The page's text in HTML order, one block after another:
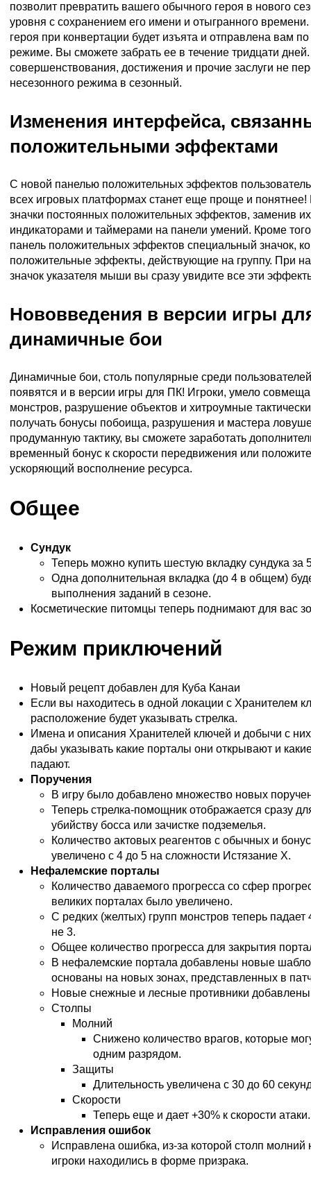
позволит превратить вашего обычного героя в нового
уровня с сохранением его имени и отыгранного времени.
героя при конвертации будет изъята и отправлена вам
режиме. Вы сможете забрать ее в течение тридцати
совершенствования, достижения и прочие заслуги не
несезонного режима в сезонный.
Изменения интерфейса,
положительными эффектами
С новой панелью положительных эффектов
всех игровых платформах станет еще проще и
значки постоянных положительных эффектов, заменив
индикаторами и таймерами на панели умений. Кроме
панель положительных эффектов специальный значок,
положительные эффекты, действующие на группу. При
значок указателя мыши вы сразу увидите все эти
Нововведения в версии игры
динамичные бои
Динамичные бои, столь популярные среди
появятся и в версии игры для ПК! Игроки, умело
монстров, разрушение объектов и хитроумные
получать бонусы побоища, разрушения и мастера
продуманную тактику, вы сможете заработать
временный бонус к скорости передвижения или
ускоряющий восполнение ресурса.
Общее
Сундук
Теперь можно купить шестую вкладку сундука за
Одна дополнительная вкладка (до 4 в общем)
выполнения заданий в сезоне.
Косметические питомцы теперь поднимают для вас
Режим приключений
Новый рецепт добавлен для Куба Канаи
Если вы находитесь в одной локации с Хранителем
расположение будет указывать стрелка.
Имена и описания Хранителей ключей и добычи с
дабы указывать какие порталы они открывают и
падают.
Поручения
В игру было добавлено множество новых
Теперь стрелка-помощник отображается сразу
убийству босса или зачистке подземелья.
Количество актовых реагентов с обычных и
увеличено с 4 до 5 на сложности Истязание X.
Нефалемские порталы
Количество даваемого прогресса со сфер
великих порталах было увеличено.
С редких (желтых) групп монстров теперь
не 3.
Общее количество прогресса для закрытия
В нефалемские портала добавлены новые
основаны на новых зонах, представленных в
Новые снежные и лесные противники
Столпы
Молний
Снижено количество врагов, которые
одним разрядом.
Защиты
Длительность увеличена с 30 до 60
Скорости
Теперь еще и дает +30% к скорости атаки.
Исправления ошибок
Исправлена ошибка, из-за которой столп молний
игроки находились в форме призрака.